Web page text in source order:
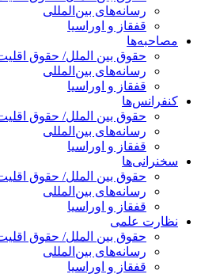
رسانه‌های بین‌المللی
قفقاز و اوراسیا
مصاحبه‌ها
حقوق بین الملل/ حقوق
رسانه‌های بین‌المللی
قفقاز و اوراسیا
کنفرانس‌ها
حقوق بین الملل/ حقوق
رسانه‌های بین‌المللی
قفقاز و اوراسیا
سخنرانی‌ها
حقوق بین الملل/ حقوق
رسانه‌های بین‌المللی
قفقاز و اوراسیا
نظارت علمی
حقوق بین الملل/ حقوق
رسانه‌های بین‌المللی
قفقاز و اوراسیا